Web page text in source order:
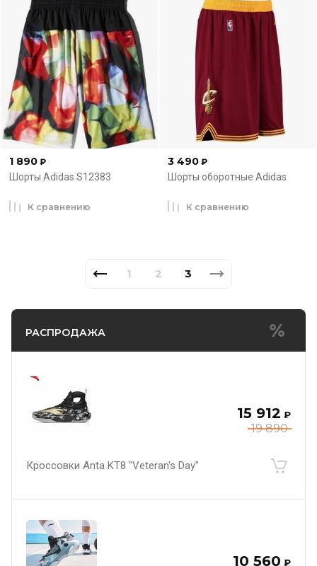
РАСПРОДАЖА
19 890
15 912 ₽
Кроссовки Anta KT8 "Veteran's Day"
10 560 ₽
1 890 ₽
Шорты Adidas S12383
К сравнению
3 490 ₽
Шорты оборотные Adidas
К сравнению
1 2 3